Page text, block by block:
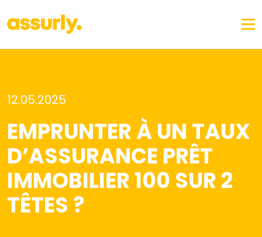
12.05.2025
EMPRUNTER À UN TAUX
D’ASSURANCE PRÊT
IMMOBILIER 100 SUR 2
TÊTES ?